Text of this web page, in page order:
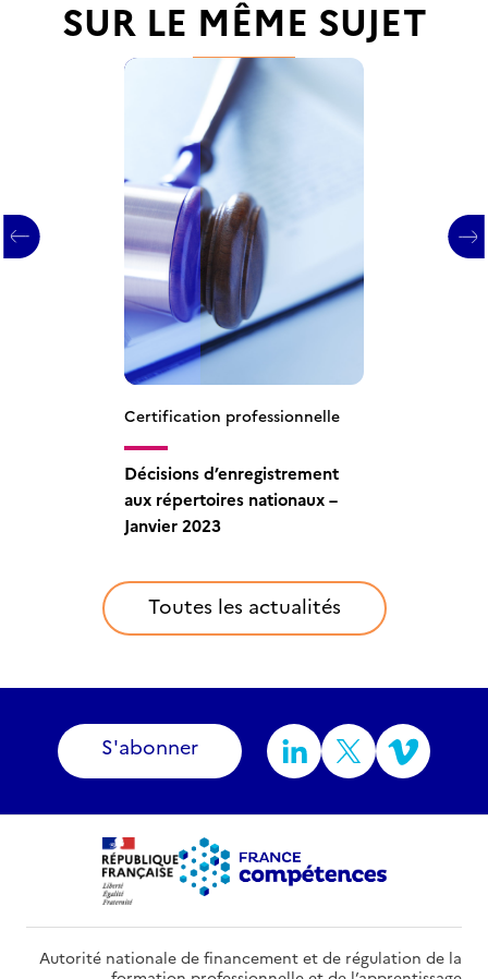
SUR LE MÊME SUJET
Certification professionnelle
Décisions d’enregistrement
aux répertoires nationaux –
Janvier 2023
Certification professionnelle
Décisions d’enregistrement
aux répertoires nationaux –
Février 2023
Certification professionnelle
Décisions d’enregistrement
aux répertoires nationaux –
Certification professionnelle
Décisions d’enregistrement
aux répertoires nationaux –
Certification professionnelle
Décisions d’enregistrement
aux répertoires nationaux –
Toutes les actualités
S'abonner
Autorité nationale de financement et de régulation de la